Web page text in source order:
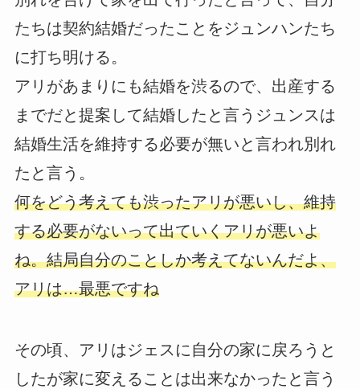
たちは契約結婚だったことをジュンハンたち
に打ち明ける。
アリがあまりにも結婚を渋るので、出産する
までだと提案して結婚したと言うジュンスは
結婚生活を維持する必要が無いと言われ別れ
たと言う。
何をどう考えても渋ったアリが悪いし、維持
する必要がないって出ていくアリが悪いよ
ね。結局自分のことしか考えてないんだよ、
アリは…最悪ですね
その頃、アリはジェスに自分の家に戻ろうと
したが家に変えることは出来なかったと言う